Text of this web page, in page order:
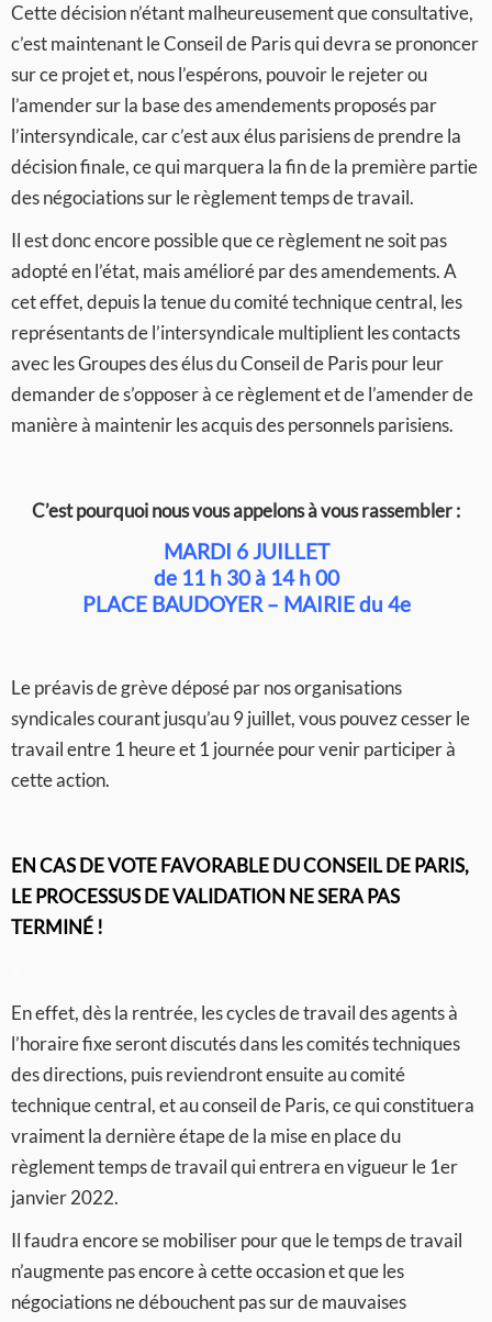
Cette décision n’étant malheureusement que consultative,
c’est maintenant le Conseil de Paris qui devra se prononcer
sur ce projet et, nous l’espérons, pouvoir le rejeter ou
l’amender sur la base des amendements proposés par
l’intersyndicale, car c’est aux élus parisiens de prendre la
décision finale, ce qui marquera la fin de la première partie
des négociations sur le règlement temps de travail.
Il est donc encore possible que ce règlement ne soit pas
adopté en l’état, mais amélioré par des amendements. A
cet effet, depuis la tenue du comité technique central, les
représentants de l’intersyndicale multiplient les contacts
avec les Groupes des élus du Conseil de Paris pour leur
demander de s’opposer à ce règlement et de l’amender de
manière à maintenir les acquis des personnels parisiens.
C’est pourquoi nous vous appelons à vous rassembler :
MARDI 6 JUILLET
de 11 h 30 à 14 h 00
PLACE BAUDOYER – MAIRIE du 4e
Le préavis de grève déposé par nos organisations
syndicales courant jusqu’au 9 juillet, vous pouvez cesser le
travail entre 1 heure et 1 journée pour venir participer à
cette action.
EN CAS DE VOTE FAVORABLE DU CONSEIL DE PARIS,
LE PROCESSUS DE VALIDATION NE SERA PAS
TERMINÉ !
En effet, dès la rentrée, les cycles de travail des agents à
l’horaire fixe seront discutés dans les comités techniques
des directions, puis reviendront ensuite au comité
technique central, et au conseil de Paris, ce qui constituera
vraiment la dernière étape de la mise en place du
règlement temps de travail qui entrera en vigueur le 1er
janvier 2022.
Il faudra encore se mobiliser pour que le temps de travail
n’augmente pas encore à cette occasion et que les
négociations ne débouchent pas sur de mauvaises